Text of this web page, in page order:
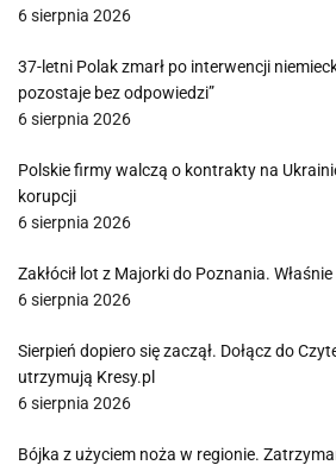
6 sierpnia 2026
37-letni Polak zmarł po interwencji
pozostaje bez odpowiedzi”
6 sierpnia 2026
Polskie firmy walczą o kontrakty na
korupcji
6 sierpnia 2026
Zakłócił lot z Majorki do Poznania.
6 sierpnia 2026
Sierpień dopiero się zaczął. Dołącz do
utrzymują Kresy.pl
6 sierpnia 2026
Bójka z użyciem noża w regionie.